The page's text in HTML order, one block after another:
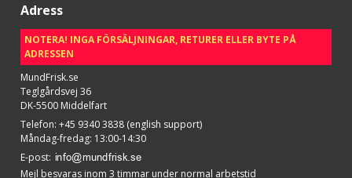
Adress
NOTERA! INGA FÖRSÄLJNINGAR, RETURER ELLER BYTE PÅ
ADRESSEN
MundFrisk.se
Teglgårdsvej 36
DK-5500 Middelfart
Telefon: +45 9340 3838 (english support)
Måndag-fredag: 13:00-14:30
E-post:
Mejl besvaras inom 3 timmar under normal arbetstid